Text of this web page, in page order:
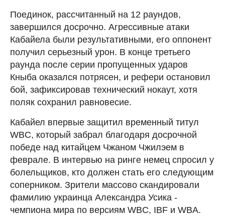
Поединок, рассчитанный на 12 раундов,
завершился досрочно. Агрессивные атаки
Кабайела были результативными, его оппонент
получил серьезный урон. В конце третьего
раунда после серии пропущенных ударов
Кныба оказался потрясен, и рефери остановил
бой, зафиксировав технический нокаут, хотя
поляк сохранил равновесие.
Кабайел впервые защитил временный титул
WBC, который забрал благодаря досрочной
победе над китайцем Чжаном Чжилэем в
феврале. В интервью на ринге немец спросил у
болельщиков, кто должен стать его следующим
соперником. Зрители массово скандировали
фамилию украинца Александра Усика -
чемпиона мира по версиям WBC, IBF и WBA.